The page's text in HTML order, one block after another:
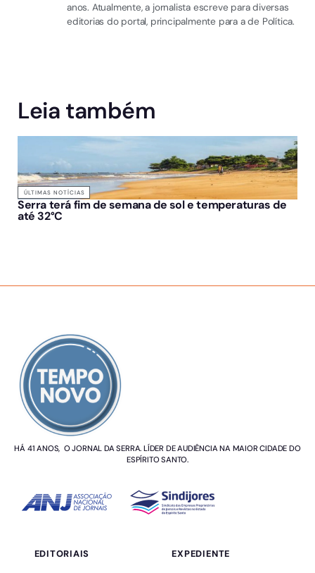
anos. Atualmente, a jornalista escreve para diversas
editorias do portal, principalmente para a de Política.
Leia também
ÚLTIMAS NOTÍCIAS
Serra terá fim de semana de sol e temperaturas de
até 32°C
HÁ 41 ANOS, O JORNAL DA SERRA. LÍDER DE AUDIÊNCIA NA MAIOR CIDADE DO
ESPÍRITO SANTO.
EDITORIAIS EXPEDIENTE